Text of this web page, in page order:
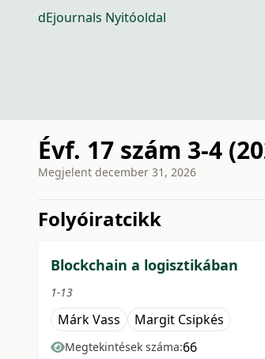
dEjournals Nyitóoldal
Évf. 17 szám 3-4
Megjelent december 31, 2026
Folyóiratcikk
Blockchain a logisztikában
1-13
Márk Vass Margit Csipkés
Megtekintések száma:66